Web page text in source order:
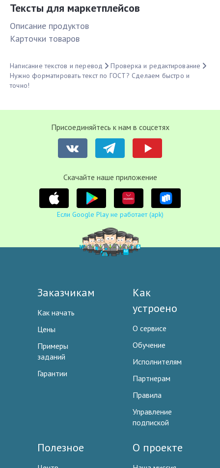
Тексты для маркетплейсов
Описание продуктов
Карточки товаров
Написание текстов и перевод
Проверка и редактирование
Нужно форматировать текст по ГОСТ? Сделаем быстро и
точно!
Присоединяйтесь к нам в соцсетях
Cкачайте наше приложение
Если Google Play не работает (apk)
Заказчикам
Как начать
Цены
Примеры
заданий
Гарантии
Как
устроено
О сервисе
Обучение
Исполнителям
Партнерам
Правила
Управление
подпиской
Полезное О проекте